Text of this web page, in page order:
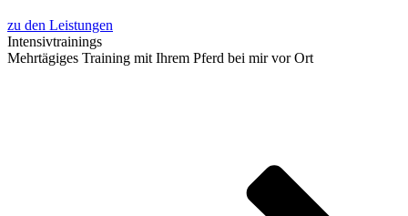
zu den Leistungen
Inten­siv­trai­nings
Mehr­tä­gi­ges Trai­ning mit Ihrem Pferd bei mir vor Ort